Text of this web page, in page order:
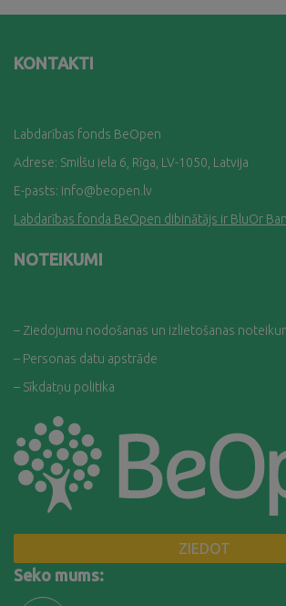
KONTAKTI
Labdarības fonds BeOpen
Adrese: Smilšu iela 6, Rīga, LV-1050, Latvija
E-pasts: info@beopen.lv
Labdarības fonda BeOpen dibinātājs ir BluOr
NOTEIKUMI
– Ziedojumu nodošanas un izlietošanas
– Personas datu apstrāde
– Sīkdatņu politika
ZIEDOT
Seko mums: